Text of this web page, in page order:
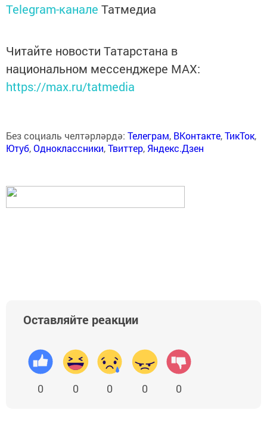
Telegram-канале Татмедиа
Читайте новости Татарстана в
национальном мессенджере MАХ:
https://max.ru/tatmedia
Без социаль челтәрләрдә: Телеграм, ВКонтакте,ТикТок,
Ютуб,Одноклассники,Твиттер, Яндекс.Дзен
Оставляйте реакции
0 0 0 0 0